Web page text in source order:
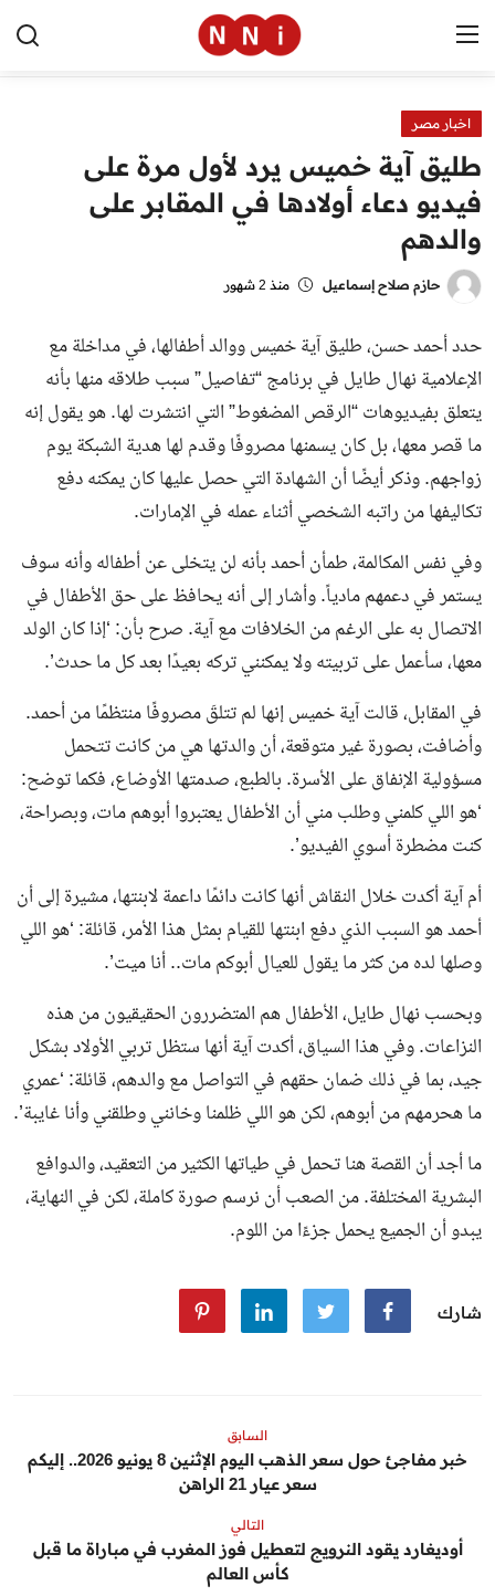
الرئيسية
اخبار مصر
العالم
الرياضة
مال وأعمال
تقنية
التعليم
منوعات
اخبار مصر
طليق آية خميس يرد لأول مرة على
فيديو دعاء أولادها في المقابر على
والدهم
حازم صلاح إسماعيل منذ 2 شهور
حدد أحمد حسن، طليق آية خميس ووالد أطفالها، في مداخلة مع
الإعلامية نهال طايل في برنامج “تفاصيل” سبب طلاقه منها بأنه
يتعلق بفيديوهات “الرقص المضغوط” التي انتشرت لها. هو يقول إنه
ما قصر معها، بل كان يسمنها مصروفًا وقدم لها هدية الشبكة يوم
زواجهم. وذكر أيضًا أن الشهادة التي حصل عليها كان يمكنه دفع
تكاليفها من راتبه الشخصي أثناء عمله في الإمارات.
وفي نفس المكالمة، طمأن أحمد بأنه لن يتخلى عن أطفاله وأنه سوف
يستمر في دعمهم مادياً. وأشار إلى أنه يحافظ على حق الأطفال في
الاتصال به على الرغم من الخلافات مع آية. صرح بأن: ‘إذا كان الولد
معها، سأعمل على تربيته ولا يمكنني تركه بعيدًا بعد كل ما حدث’.
في المقابل، قالت آية خميس إنها لم تتلقَ مصروفًا منتظمًا من أحمد.
وأضافت، بصورة غير متوقعة، أن والدتها هي من كانت تتحمل
مسؤولية الإنفاق على الأسرة. بالطبع، صدمتها الأوضاع، فكما توضح:
‘هو اللي كلمني وطلب مني أن الأطفال يعتبروا أبوهم مات، وبصراحة،
كنت مضطرة أسوي الفيديو’.
أم آية أكدت خلال النقاش أنها كانت دائمًا داعمة لابنتها، مشيرة إلى أن
أحمد هو السبب الذي دفع ابنتها للقيام بمثل هذا الأمر، قائلة: ‘هو اللي
وصلها لده من كثر ما يقول للعيال أبوكم مات.. أنا ميت’.
وبحسب نهال طايل، الأطفال هم المتضررون الحقيقيون من هذه
النزاعات. وفي هذا السياق، أكدت آية أنها ستظل تربي الأولاد بشكل
جيد، بما في ذلك ضمان حقهم في التواصل مع والدهم، قائلة: ‘عمري
ما هحرمهم من أبوهم، لكن هو اللي ظلمنا وخانني وطلقني وأنا غايبة’.
ما أجد أن القصة هنا تحمل في طياتها الكثير من التعقيد، والدوافع
البشرية المختلفة. من الصعب أن نرسم صورة كاملة، لكن في النهاية،
يبدو أن الجميع يحمل جزءًا من اللوم.
شارك
السابق
خبر مفاجئ حول سعر الذهب اليوم الإثنين 8 يونيو 2026.. إليكم
سعر عيار 21 الراهن
التالي
أوديغارد يقود النرويج لتعطيل فوز المغرب في مباراة ما قبل
كأس العالم